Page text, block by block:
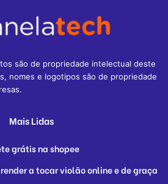
são de propriedade intelectual deste
nomes e logotipos são de propriedade
Mais Lidas
grátis na shopee
a tocar violão online e de graça